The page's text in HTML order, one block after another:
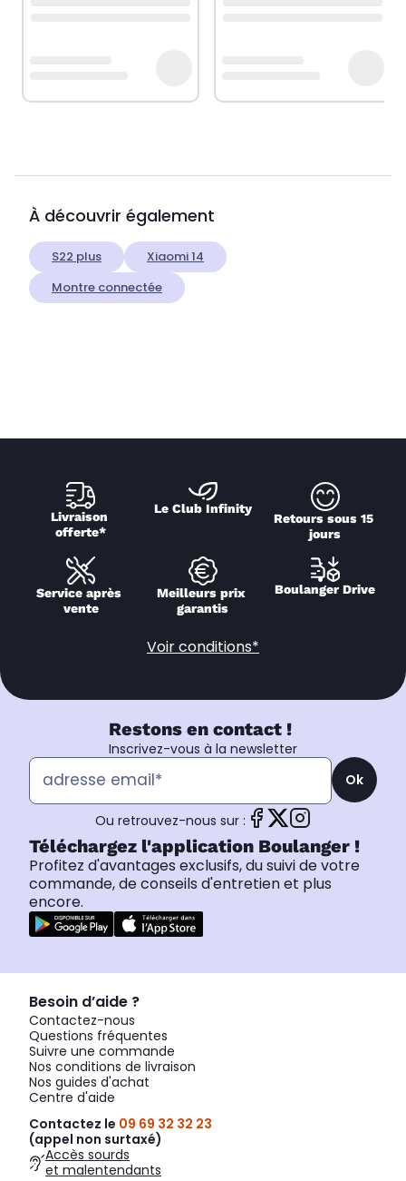
À découvrir également
S22 plus
Xiaomi 14
Montre connectée
Livraison
offerte*
Le Club Infinity
Retours sous 15
jours
Service après
vente
Meilleurs prix
garantis
Boulanger Drive
Voir conditions*
Restons en contact !
Inscrivez-vous à la newsletter
Ok
Ou retrouvez-nous sur :
Téléchargez l'application Boulanger !
Profitez d'avantages exclusifs, du suivi de votre
commande, de conseils d'entretien et plus
encore.
Besoin d’aide ?
Contactez-nous
Questions fréquentes
Suivre une commande
Nos conditions de livraison
Nos guides d'achat
Centre d'aide
Contactez le 09 69 32 32 23
(appel non surtaxé)
Accès sourds
et malentendants